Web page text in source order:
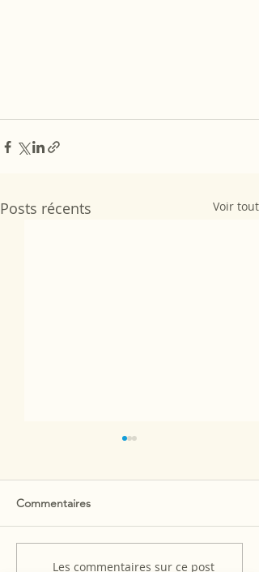
Posts récents Voir tout
Stage Juillet 26: Chants et
Commentaires
Les commentaires sur ce post